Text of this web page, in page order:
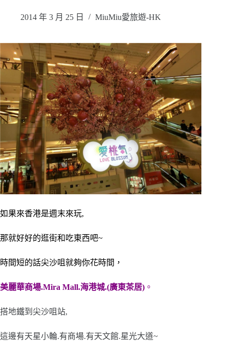
2014 年 3 月 25 日 MiuMiu愛旅遊-HK
如果來香港是週末來玩,
那就好好的逛街和吃東西吧~
時間短的話尖沙咀就夠你花時間，
美麗華商場.Mira Mall.海港城.(廣東茶居) 。
搭地鐵到尖沙咀站,
這邊有天星小輪.有商場.有天文館.星光大道~